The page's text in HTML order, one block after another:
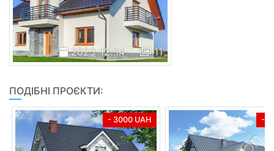
2023-12-14 11
ПОДІБНІ ПРОЄКТИ:
- 3000 UAH -